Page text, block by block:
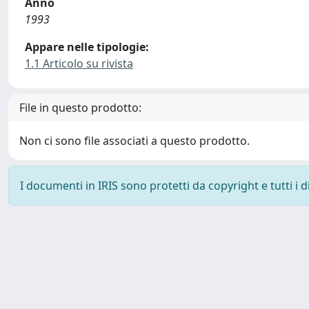
1993
Appare nelle tipologie:
1.1 Articolo su rivista
File in questo prodotto:
Non ci sono file associati a questo prodotto.
I documenti in IRIS sono protetti da copyright e tutti i